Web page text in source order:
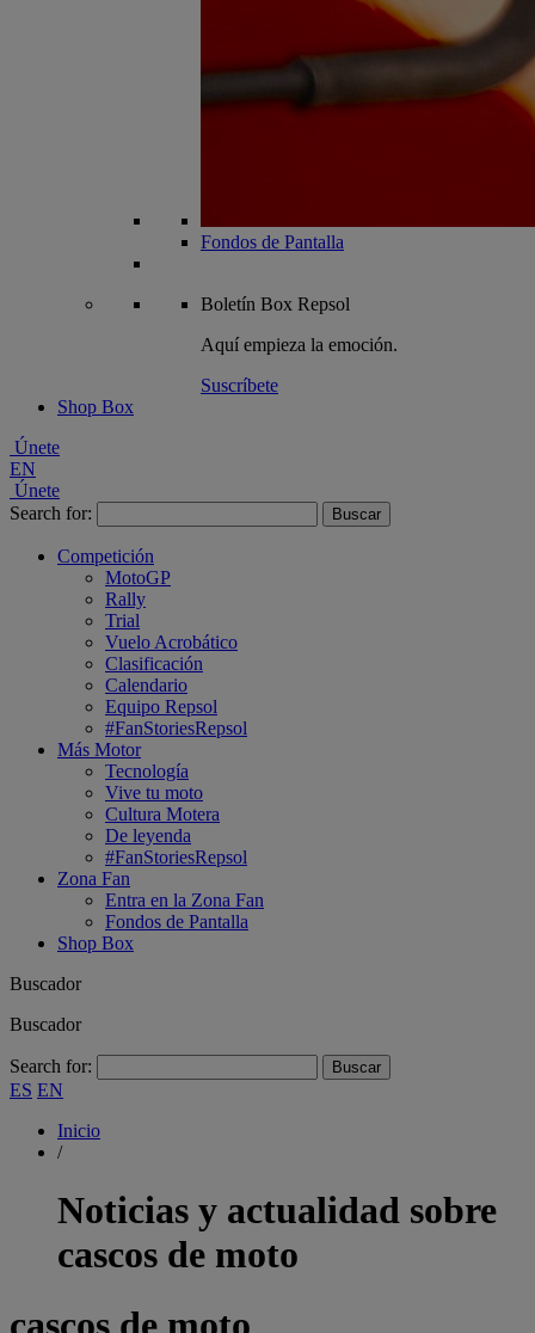
Fondos de Pantalla
Boletín Box Repsol
Aquí empieza la emoción.
Suscríbete
Shop Box
Únete
EN
Únete
Search for:
Competición
MotoGP
Rally
Trial
Vuelo Acrobático
Clasificación
Calendario
Equipo Repsol
#FanStoriesRepsol
Más Motor
Tecnología
Vive tu moto
Cultura Motera
De leyenda
#FanStoriesRepsol
Zona Fan
Entra en la Zona Fan
Fondos de Pantalla
Shop Box
Buscador
Buscador
Search for:
ES EN
Inicio
/
Noticias y actualidad sobre
cascos de moto